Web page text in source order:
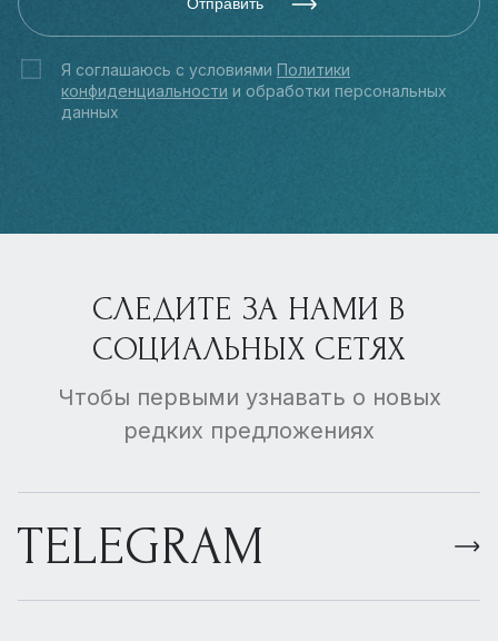
Я соглашаюсь с условиями Политики
конфиденциальности и обработки персональных
данных
СЛЕДИТЕ ЗА НАМИ В
СОЦИАЛЬНЫХ СЕТЯХ
Чтобы первыми узнавать о новых
редких предложениях
TELEGRAM